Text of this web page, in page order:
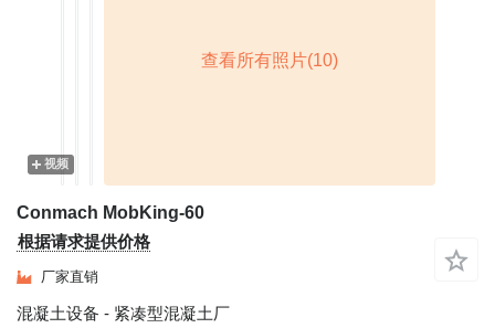
视频
Conmach MobKing-60
根据请求提供价格
厂家直销
混凝土设备 - 紧凑型混凝土厂